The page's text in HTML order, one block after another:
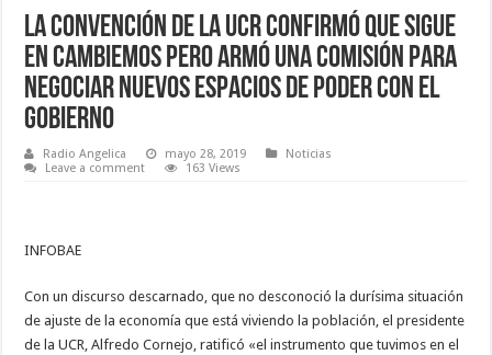
La convención de la UCR confirmó que sigue
en Cambiemos pero armó una comisión para
negociar nuevos espacios de poder con el
Gobierno
Radio Angelica mayo 28, 2019
Noticias
Leave a comment
163 Views
INFOBAE
Con un discurso descarnado, que no desconoció la durísima situación
de ajuste de la economía que está viviendo la población, el presidente
de la UCR, Alfredo Cornejo, ratificó «el instrumento que tuvimos en el